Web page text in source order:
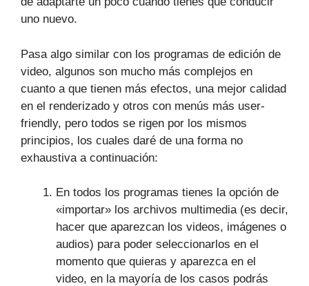
uno nuevo.
Pasa algo similar con los programas de edición de
video, algunos son mucho más complejos en
cuanto a que tienen más efectos, una mejor calidad
en el renderizado y otros con menús más user-
friendly, pero todos se rigen por los mismos
principios, los cuales daré de una forma no
exhaustiva a continuación:
En todos los programas tienes la opción de
«importar» los archivos multimedia (es decir,
hacer que aparezcan los videos, imágenes o
audios) para poder seleccionarlos en el
momento que quieras y aparezca en el
video, en la mayoría de los casos podrás